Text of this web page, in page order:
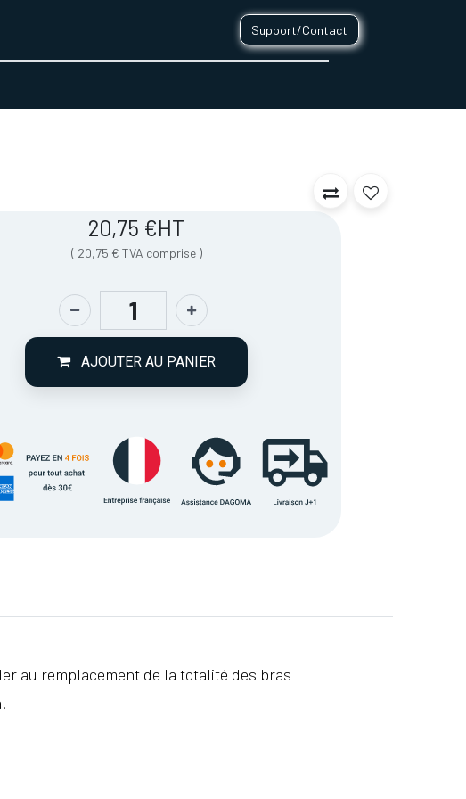
Support/Contact
20,75 €HT
( 20,75 € TVA comprise )
AJOUTER AU PANIER
au remplacement de la totalité des bras